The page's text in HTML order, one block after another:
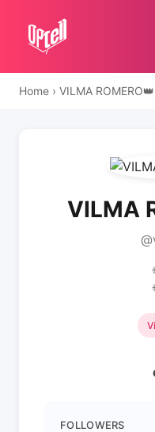
Home › VILMA
VILMA
FOLLOWERS